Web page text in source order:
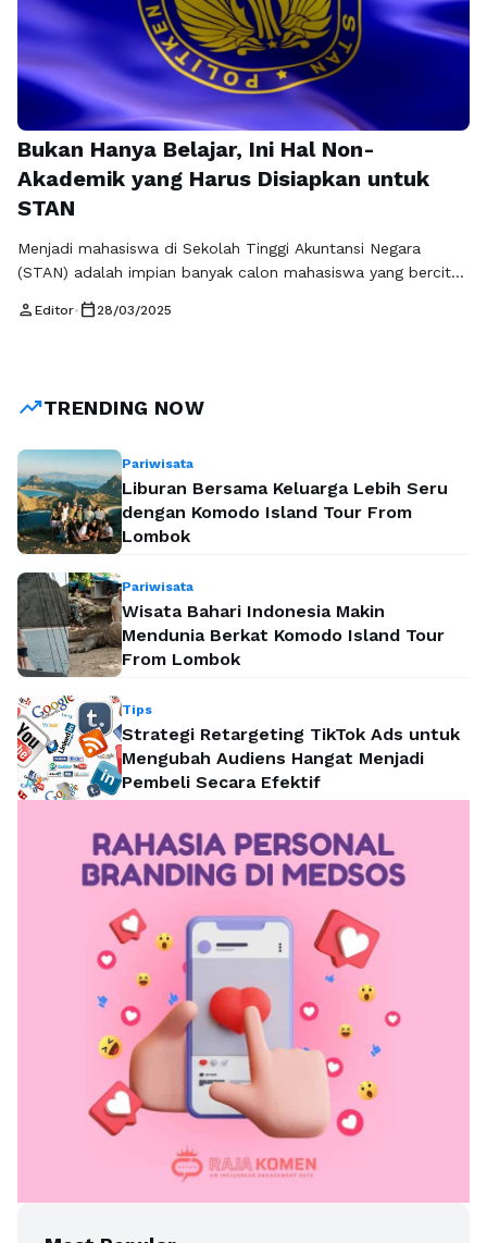
Bukan Hanya Belajar, Ini Hal Non-
Akademik yang Harus Disiapkan untuk
STAN
Menjadi mahasiswa di Sekolah Tinggi Akuntansi Negara
(STAN) adalah impian banyak calon mahasiswa yang bercita-
mencapai impian tersebut, tak cukup hanya mengandalkan
seleksi. Salah satu aspek …
person Editor• calendar_today 28/03/2025
trending_upTRENDING NOW
Pariwisata
Liburan Bersama Keluarga Lebih Seru
dengan Komodo Island Tour From
Lombok
Pariwisata
Wisata Bahari Indonesia Makin
Mendunia Berkat Komodo Island Tour
From Lombok
Tips
Strategi Retargeting TikTok Ads untuk
Mengubah Audiens Hangat Menjadi
Pembeli Secara Efektif